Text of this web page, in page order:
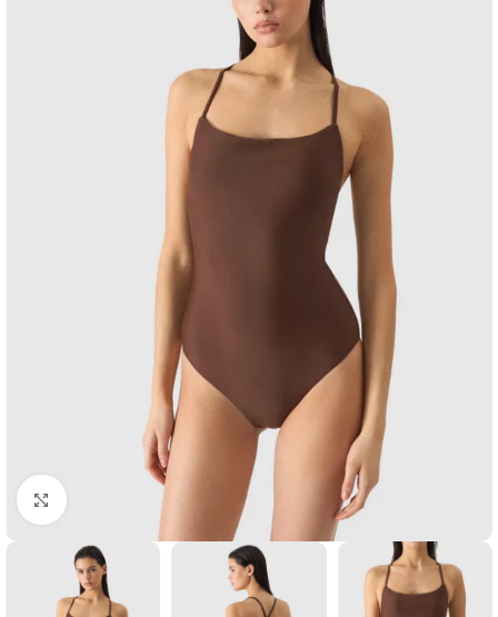
Suurendamiseks klõpsake